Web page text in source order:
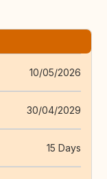
10/05/2026
30/04/2029
15 Days